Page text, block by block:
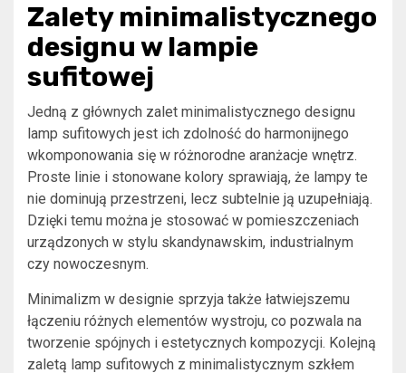
Zalety minimalistycznego
designu w lampie
sufitowej
Jedną z głównych zalet minimalistycznego designu
lamp sufitowych jest ich zdolność do harmonijnego
wkomponowania się w różnorodne aranżacje wnętrz.
Proste linie i stonowane kolory sprawiają, że lampy te
nie dominują przestrzeni, lecz subtelnie ją uzupełniają.
Dzięki temu można je stosować w pomieszczeniach
urządzonych w stylu skandynawskim, industrialnym
czy nowoczesnym.
Minimalizm w designie sprzyja także łatwiejszemu
łączeniu różnych elementów wystroju, co pozwala na
tworzenie spójnych i estetycznych kompozycji. Kolejną
zaletą lamp sufitowych z minimalistycznym szkłem